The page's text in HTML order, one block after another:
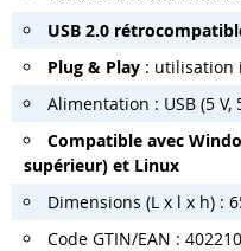
USB 2.0
Plug & Play : utilisation
Alimentation : USB (5 V,
Compatible avec
supérieur) et Linux
Dimensions (L x l x h) :
Code GTIN/EAN :